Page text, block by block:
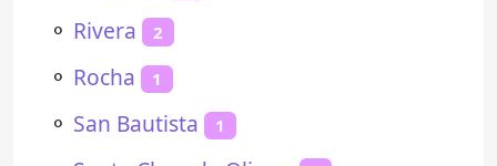
⚬ Rivera 2
⚬ Rocha 1
⚬ San Bautista 1